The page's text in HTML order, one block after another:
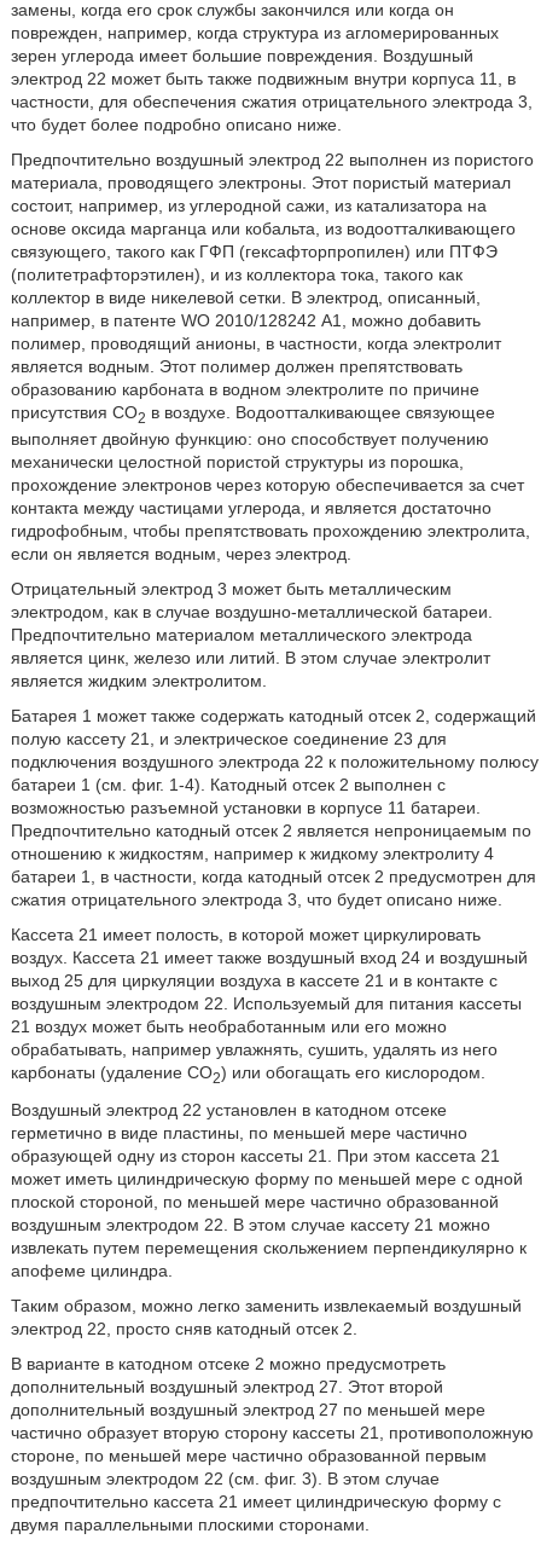
замены, когда его срок службы закончился или когда он
поврежден, например, когда структура из агломерированных
зерен углерода имеет большие повреждения. Воздушный
электрод 22 может быть также подвижным внутри корпуса 11, в
частности, для обеспечения сжатия отрицательного электрода 3,
что будет более подробно описано ниже.
Предпочтительно воздушный электрод 22 выполнен из пористого
материала, проводящего электроны. Этот пористый материал
состоит, например, из углеродной сажи, из катализатора на
основе оксида марганца или кобальта, из водоотталкивающего
связующего, такого как ГФП (гексафторпропилен) или ПТФЭ
(политетрафторэтилен), и из коллектора тока, такого как
коллектор в виде никелевой сетки. В электрод, описанный,
например, в патенте WO 2010/128242 А1, можно добавить
полимер, проводящий анионы, в частности, когда электролит
является водным. Этот полимер должен препятствовать
образованию карбоната в водном электролите по причине
присутствия CO2 в воздухе. Водоотталкивающее связующее
выполняет двойную функцию: оно способствует получению
механически целостной пористой структуры из порошка,
прохождение электронов через которую обеспечивается за счет
контакта между частицами углерода, и является достаточно
гидрофобным, чтобы препятствовать прохождению электролита,
если он является водным, через электрод.
Отрицательный электрод 3 может быть металлическим
электродом, как в случае воздушно-металлической батареи.
Предпочтительно материалом металлического электрода
является цинк, железо или литий. В этом случае электролит
является жидким электролитом.
Батарея 1 может также содержать катодный отсек 2, содержащий
полую кассету 21, и электрическое соединение 23 для
подключения воздушного электрода 22 к положительному полюсу
батареи 1 (см. фиг. 1-4). Катодный отсек 2 выполнен с
возможностью разъемной установки в корпусе 11 батареи.
Предпочтительно катодный отсек 2 является непроницаемым по
отношению к жидкостям, например к жидкому электролиту 4
батареи 1, в частности, когда катодный отсек 2 предусмотрен для
сжатия отрицательного электрода 3, что будет описано ниже.
Кассета 21 имеет полость, в которой может циркулировать
воздух. Кассета 21 имеет также воздушный вход 24 и воздушный
выход 25 для циркуляции воздуха в кассете 21 и в контакте с
воздушным электродом 22. Используемый для питания кассеты
21 воздух может быть необработанным или его можно
обрабатывать, например увлажнять, сушить, удалять из него
карбонаты (удаление CO2) или обогащать его кислородом.
Воздушный электрод 22 установлен в катодном отсеке
герметично в виде пластины, по меньшей мере частично
образующей одну из сторон кассеты 21. При этом кассета 21
может иметь цилиндрическую форму по меньшей мере с одной
плоской стороной, по меньшей мере частично образованной
воздушным электродом 22. В этом случае кассету 21 можно
извлекать путем перемещения скольжением перпендикулярно к
апофеме цилиндра.
Таким образом, можно легко заменить извлекаемый воздушный
электрод 22, просто сняв катодный отсек 2.
В варианте в катодном отсеке 2 можно предусмотреть
дополнительный воздушный электрод 27. Этот второй
дополнительный воздушный электрод 27 по меньшей мере
частично образует вторую сторону кассеты 21, противоположную
стороне, по меньшей мере частично образованной первым
воздушным электродом 22 (см. фиг. 3). В этом случае
предпочтительно кассета 21 имеет цилиндрическую форму с
двумя параллельными плоскими сторонами.